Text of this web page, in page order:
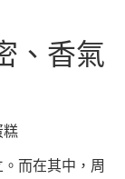
、香氣
糕
而在其中，周